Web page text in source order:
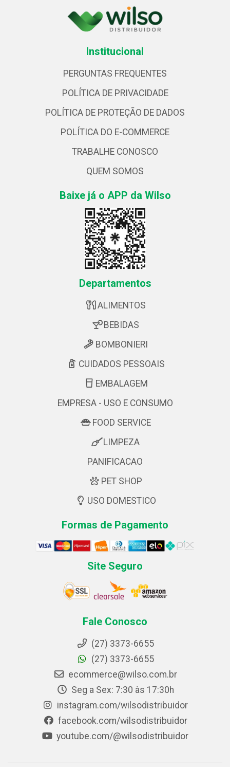
Institucional
PERGUNTAS FREQUENTES
POLÍTICA DE PRIVACIDADE
POLÍTICA DE PROTEÇÃO DE DADOS
POLÍTICA DO E-COMMERCE
TRABALHE CONOSCO
QUEM SOMOS
Baixe já o APP da Wilso
Departamentos
ALIMENTOS
BEBIDAS
BOMBONIERI
CUIDADOS PESSOAIS
EMBALAGEM
EMPRESA - USO E CONSUMO
FOOD SERVICE
LIMPEZA
PANIFICACAO
PET SHOP
USO DOMESTICO
Formas de Pagamento
Site Seguro
Fale Conosco
(27) 3373-6655
(27) 3373-6655
ecommerce@wilso.com.br
Seg a Sex: 7:30 às 17:30h
instagram.com/wilsodistribuidor
facebook.com/wilsodistribuidor
youtube.com/@wilsodistribuidor